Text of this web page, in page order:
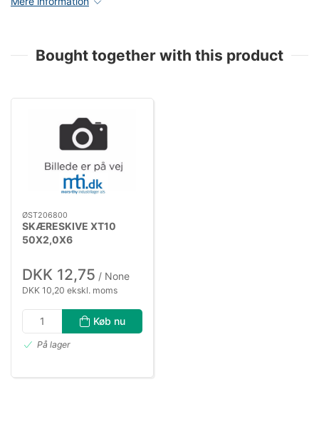
Bought together with this product
ØST206800
SKÆRESKIVE XT10
50X2,0X6
DKK 12,75 / None
DKK 10,20 ekskl. moms
Køb nu
På lager